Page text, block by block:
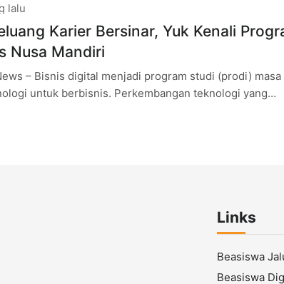
lalu
Karier Bersinar, Yuk Kenali Program
Nusa Mandiri
– Bisnis digital menjadi program studi (prodi) masa
untuk berbisnis. Perkembangan teknologi yang
Links
Beasiswa
Beasiswa